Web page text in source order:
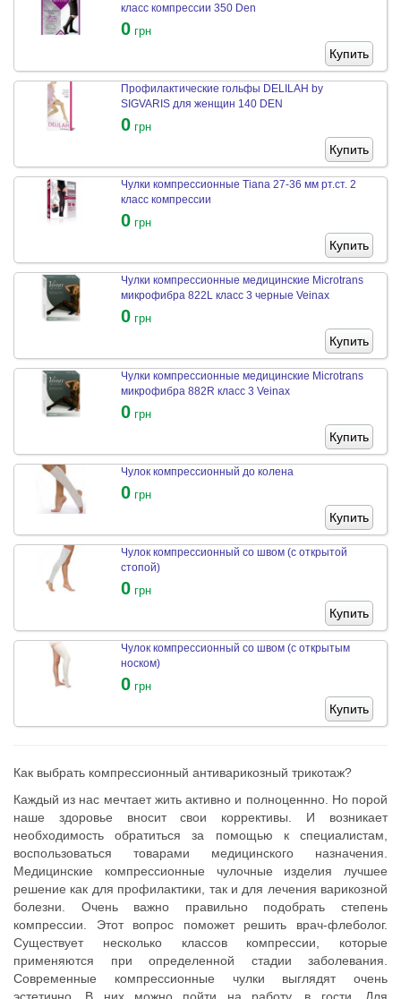
класс компрессии 350 Den
0 грн
Купить
Профилактические гольфы DELILAH by
SIGVARIS для женщин 140 DEN
0 грн
Купить
Чулки компрессионные Tiana 27-36 мм рт.ст. 2
класс компрессии
0 грн
Купить
Чулки компрессионные медицинские Microtrans
микрофибра 822L класс 3 черные Veinax
0 грн
Купить
Чулки компрессионные медицинские Microtrans
микрофибра 882R класс 3 Veinax
0 грн
Купить
Чулок компрессионный до колена
0 грн
Купить
Чулок компрессионный со швом (с открытой
стопой)
0 грн
Купить
Чулок компрессионный со швом (с открытым
носком)
0 грн
Купить
Как выбрать компрессионный антиварикозный трикотаж?
Каждый из нас мечтает жить активно и полноценнно. Но порой
наше здоровье вносит свои коррективы. И возникает
необходимость обратиться за помощью к специалистам,
воспользоваться товарами медицинского назначения.
Медицинские компрессионные чулочные изделия лучшее
решение как для профилактики, так и для лечения варикозной
болезни. Очень важно правильно подобрать степень
компрессии. Этот вопрос поможет решить врач-флеболог.
Существует несколько классов компрессии, которые
применяются при определенной стадии заболевания.
Современные компрессионные чулки выглядят очень
эстетично. В них можно пойти на работу, в гости. Для